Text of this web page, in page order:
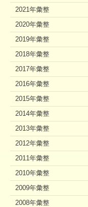
2021年彙整
2020年彙整
2019年彙整
2018年彙整
2017年彙整
2016年彙整
2015年彙整
2014年彙整
2013年彙整
2012年彙整
2011年彙整
2010年彙整
2009年彙整
2008年彙整